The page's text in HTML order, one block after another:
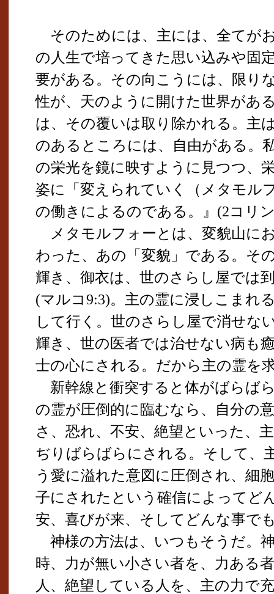
そのためには、主には、全てが
の人生で培ってきた思い込みや固
要がある。その向こうには、限り
性が、天のように開けた世界があ
は、その覆いは取り除かれる。主
のあるところには、自由がある。
の栄光を鏡に映すように見つつ、
姿に「変えられていく（メタモル
の働きによるのである。』(2コリ
メタモルフォーとは、変貌山に
わった、あの「変貌」である。そ
輝き、御衣は、世のさらし屋では
(マルコ9:3)。主の霊に浸しこまれ
して行く。世のさらし屋で消せな
輝き、世の医者では治せない病も
士の心にされる。だから主の霊を
新幹線と衝突すると体がばらば
の霊が圧倒的に臨むなら、自分の
さ、恐れ、不安、絶望といった、
ぢりばらばらにされる。そして、
う愛に溢れた意図に圧倒され、細
子にされたという確信によってど
安、喜びが来、そしてどんな事で
神様の方法は、いつもそうだ。
時、力が無い小さい者を、力ある
人、絶望している人を、主の力で